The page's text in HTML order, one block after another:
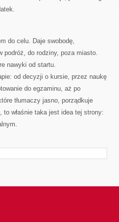
do celu. Daje swobodę,
podróż, do rodziny, poza miasto.
nawyki od startu.
od decyzji o kursie, przez naukę
do egzaminu, aż po
tłumaczy jasno, porządkuje
właśnie taka jest idea tej strony: